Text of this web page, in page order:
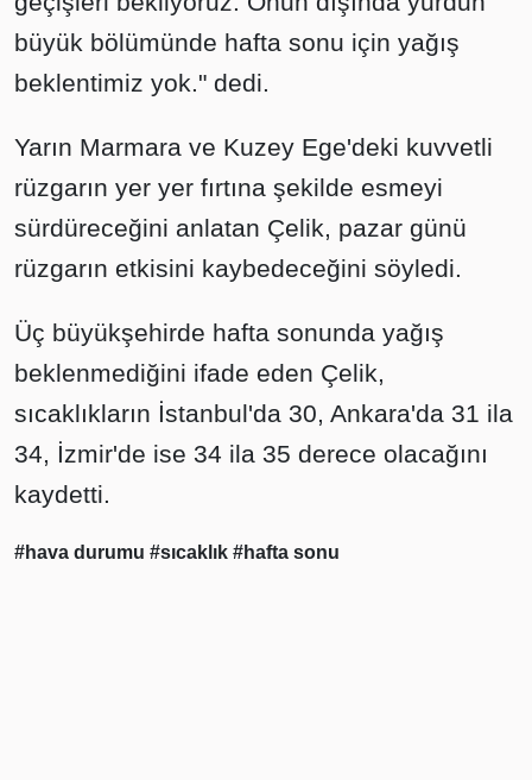
büyük bölümünde hafta sonu için yağış
beklentimiz yok." dedi.
Yarın Marmara ve Kuzey Ege'deki kuvvetli
rüzgarın yer yer fırtına şekilde esmeyi
sürdüreceğini anlatan Çelik, pazar günü
rüzgarın etkisini kaybedeceğini söyledi.
Üç büyükşehirde hafta sonunda yağış
beklenmediğini ifade eden Çelik,
sıcaklıkların İstanbul'da 30, Ankara'da 31 ila
34, İzmir'de ise 34 ila 35 derece olacağını
kaydetti.
#hava durumu #sıcaklık #hafta sonu